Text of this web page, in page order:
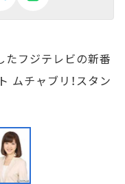
フジテレビの新番
ムチャブリ！スタン